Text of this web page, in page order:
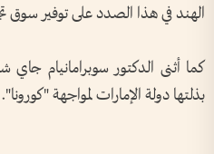
الهند في هذا الصدد على توفير سوق
كما أثنى الدكتور سوبرامانيام جاي
بذلتها دولة الإمارات لمواجهة "كورونا".